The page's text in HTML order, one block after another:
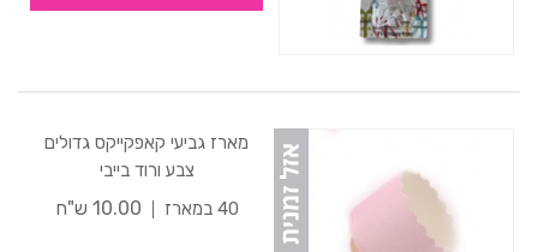
מארז גביעי קאפקייקס גדולים
צבע ורוד בייבי
40 במארז
10.00 ש"ח